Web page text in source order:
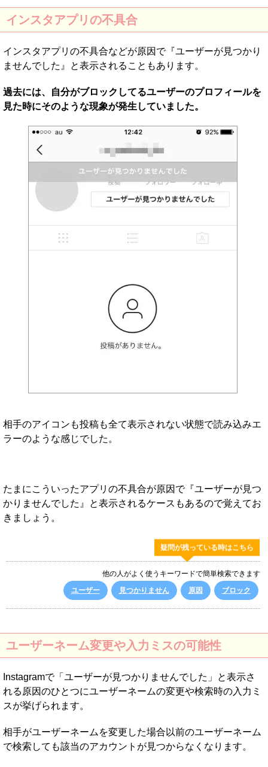
インスタアプリの不具合
インスタアプリの不具合などが原因で『ユーザーが見つかり
ませんでした』と表示されることもあります。
過去には、自分がブロックしてるユーザーのプロフィールを
見た時にそのような現象が発生していました。
相手のアイコンも投稿も全て表示されない状態で読み込みエ
ラーのような感じでした。
たまにこういったアプリの不具合が原因で『ユーザーが見つ
かりませんでした』と表示されるケースもあるので覚えてお
きましょう。
疑問が残っている時はこちら
他の人がよく使うキーワードで簡単検索できます
ユーザー
見つかりません 原因 ブロック
ユーザーネーム変更や入力ミスの可能性
Instagramで「ユーザーが見つかりませんでした」と表示さ
れる原因のひとつにユーザーネームの変更や検索時の入力ミ
スが挙げられます。
相手がユーザーネームを変更した場合以前のユーザーネーム
で検索しても該当のアカウントが見つからなくなります。